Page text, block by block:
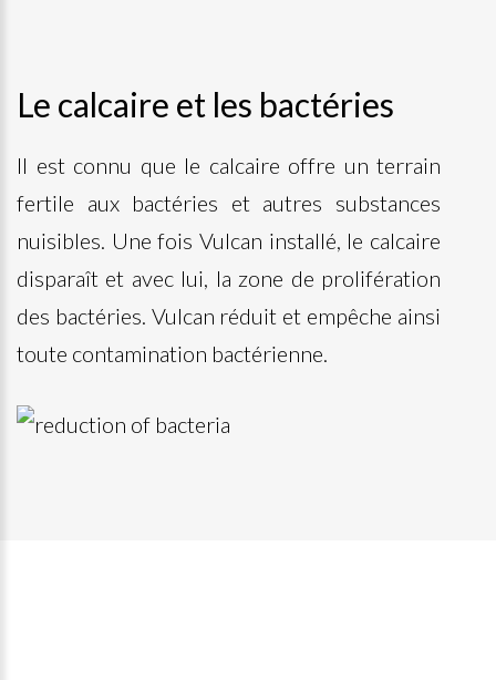
Le calcaire et les bactéries
Il est connu que le calcaire offre un terrain
fertile aux bactéries et autres substances
nuisibles. Une fois Vulcan installé, le calcaire
disparaît et avec lui, la zone de prolifération
des bactéries. Vulcan réduit et empêche ainsi
toute contamination bactérienne.